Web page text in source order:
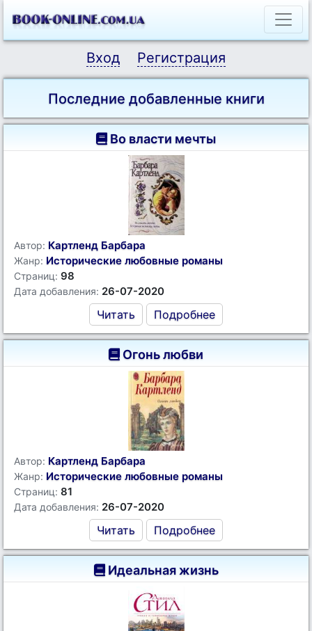
Вход Регистрация
Последние добавленные книги
Во власти мечты
Автор: Картленд Барбара
Жанр: Исторические любовные романы
Страниц: 98
Дата добавления: 26-07-2020
Читать Подробнее
Огонь любви
Автор: Картленд Барбара
Жанр: Исторические любовные романы
Страниц: 81
Дата добавления: 26-07-2020
Читать Подробнее
Идеальная жизнь